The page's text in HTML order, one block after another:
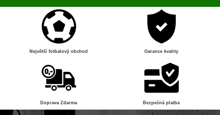
Největší fotbalový obchod Garance kvality
Doprava Zdarma Bezpečná platba